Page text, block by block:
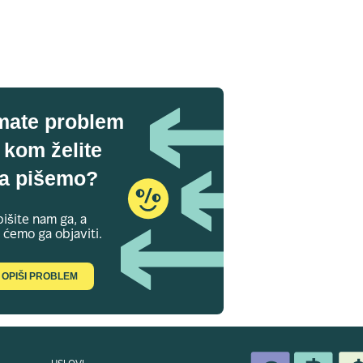
problem
kom želite
pišemo?
nam ga, a
ćemo ga objaviti.
OPIŠI PROBLEM